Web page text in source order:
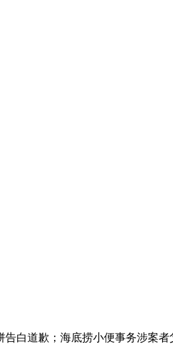
白道歉；海底捞小便事务涉案者